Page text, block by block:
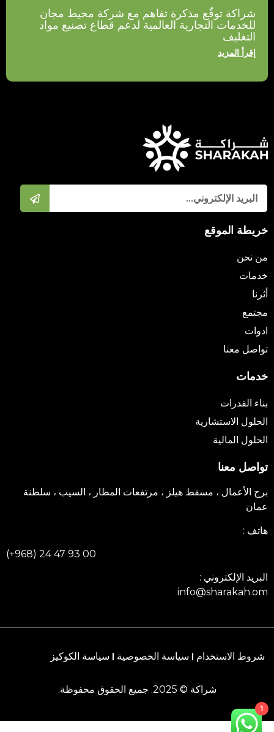
شراكة توقّع مذكرة تفاهم مع شركة محيط مجان
للخدمات التجارية العالمية لدعم قطاع تصنيع مواد
التغليف
إقرأ المزيد
خريطة الموقع
من نحن
خدمات
أثرنا
مجتمع
ادوات
تواصل معنا
خدمات
بناء القدرات
الحلول الاستشارية
الحلول المالية
تواصل معنا
برج الأعمال ، مسقط هيلز ، مرتفعات المطار ، السيب ، سلطنة
عمان
هاتف :
(+968) 24 47 93 00
البريد الإلكتروني :
info@sharakah.om
شراكة © 2025. جميع الحقوق محفوظة.
شروط الاستخدام سياسة الخصوصية سياسة الكوكيز